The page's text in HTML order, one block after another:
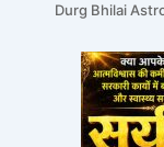
Durg Bhilai